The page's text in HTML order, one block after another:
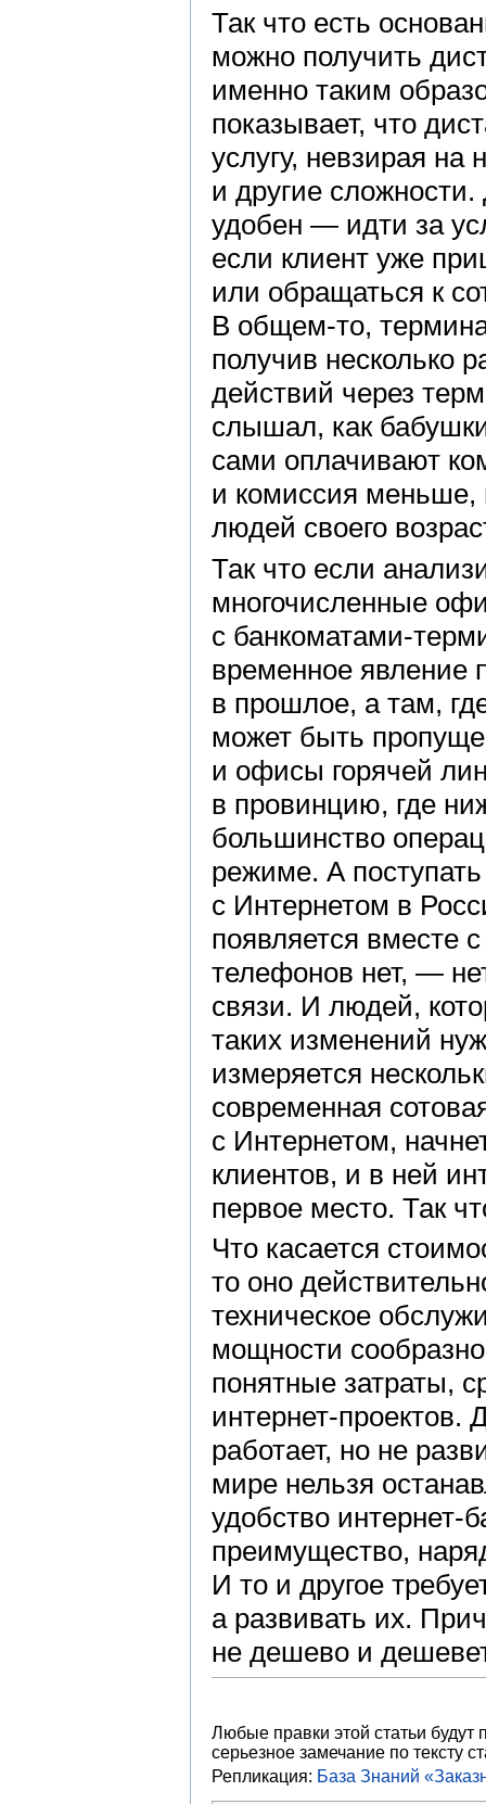
Так что есть
можно получить
именно таким
показывает, что
услугу, невзирая на
и другие
удобен — идти за
если клиент уже
или обращаться к
В общем-то,
получив несколько
действий через
слышал, как
сами оплачивают
и комиссия меньше,
людей своего
Так что если
многочисленные
с банкоматами-
временное явление
в прошлое, а там,
может быть
и офисы горячей
в провинцию, где
большинство
режиме. А
с Интернетом в
появляется вместе
телефонов нет, —
связи. И людей,
таких изменений
измеряется
современная
с Интернетом,
клиентов, и в ней
первое место. Так
Что касается
то оно
техническое
мощности
понятные затраты,
интернет-проектов.
работает, но не
мире нельзя
удобство интернет-
преимущество,
И то и другое
а развивать их.
не дешево и
Любые правки этой статьи
серьезное замечание по тексту
Репликация: База Знаний